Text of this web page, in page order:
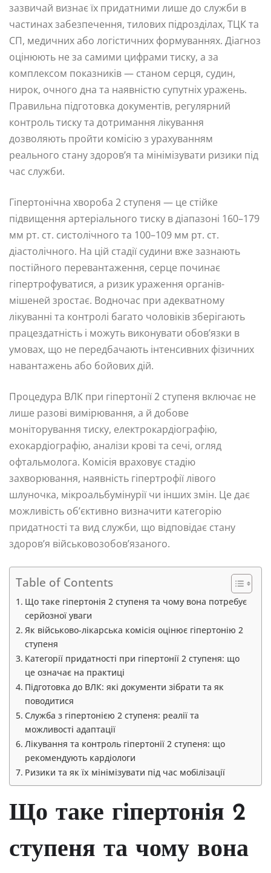
зазвичай визнає їх придатними лише до служби в
частинах забезпечення, тилових підрозділах, ТЦК та
СП, медичних або логістичних формуваннях. Діагноз
оцінюють не за самими цифрами тиску, а за
комплексом показників — станом серця, судин,
нирок, очного дна та наявністю супутніх уражень.
Правильна підготовка документів, регулярний
контроль тиску та дотримання лікування
дозволяють пройти комісію з урахуванням
реального стану здоров’я та мінімізувати ризики під
час служби.
Гіпертонічна хвороба 2 ступеня — це стійке
підвищення артеріального тиску в діапазоні 160–179
мм рт. ст. систолічного та 100–109 мм рт. ст.
діастолічного. На цій стадії судини вже зазнають
постійного перевантаження, серце починає
гіпертрофуватися, а ризик ураження органів-
мішеней зростає. Водночас при адекватному
лікуванні та контролі багато чоловіків зберігають
працездатність і можуть виконувати обов’язки в
умовах, що не передбачають інтенсивних фізичних
навантажень або бойових дій.
Процедура ВЛК при гіпертонії 2 ступеня включає не
лише разові вимірювання, а й добове
моніторування тиску, електрокардіографію,
ехокардіографію, аналізи крові та сечі, огляд
офтальмолога. Комісія враховує стадію
захворювання, наявність гіпертрофії лівого
шлуночка, мікроальбумінурії чи інших змін. Це дає
можливість об’єктивно визначити категорію
придатності та вид служби, що відповідає стану
здоров’я військовозобов’язаного.
Table of Contents
Що таке гіпертонія 2 ступеня та чому вона потребує
серйозної уваги
Як військово-лікарська комісія оцінює гіпертонію 2
ступеня
Категорії придатності при гіпертонії 2 ступеня: що
це означає на практиці
Підготовка до ВЛК: які документи зібрати та як
поводитися
Служба з гіпертонією 2 ступеня: реалії та
можливості адаптації
Лікування та контроль гіпертонії 2 ступеня: що
рекомендують кардіологи
Ризики та як їх мінімізувати під час мобілізації
Що таке гіпертонія 2
ступеня та чому вона